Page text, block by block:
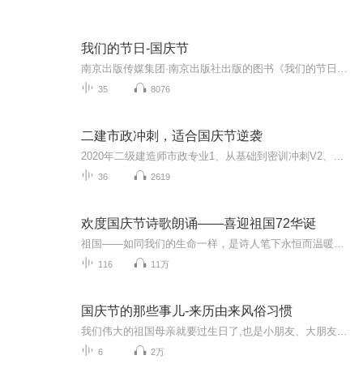
我们的节日-国庆节
35 8076
二建市政冲刺，适合国庆节逆袭
36 2619
欢度国庆节诗歌朗诵——喜迎祖国72华诞
116 11万
国庆节的那些事儿-来历由来风俗习惯
6 2万